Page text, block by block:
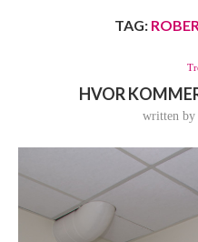
TAG:
HVOR
written by